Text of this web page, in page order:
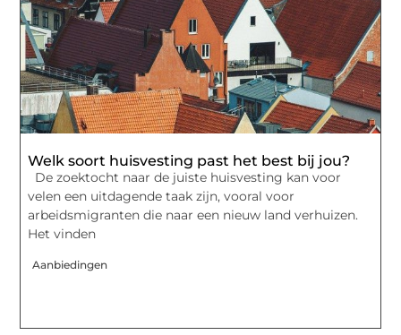
Welk soort huisvesting past het best bij jou?
De zoektocht naar de juiste huisvesting kan voor
velen een uitdagende taak zijn, vooral voor
arbeidsmigranten die naar een nieuw land verhuizen.
Het vinden
Aanbiedingen